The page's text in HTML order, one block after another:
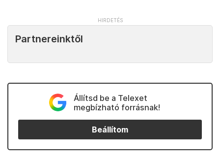
Partnereinktől
Állítsd be a Telexet
megbízható forrásnak!
Beállítom